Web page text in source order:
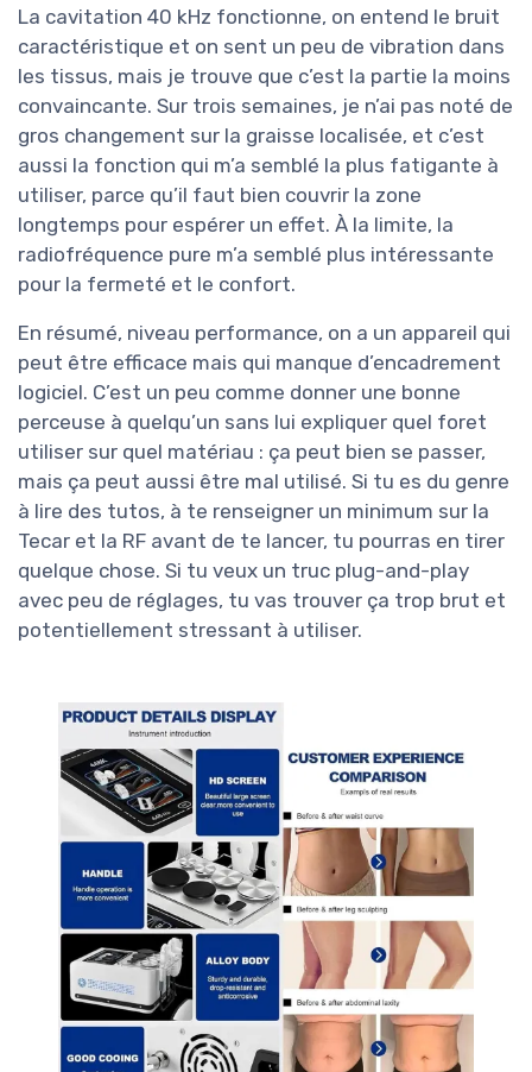
La cavitation 40 kHz fonctionne, on entend le bruit
caractéristique et on sent un peu de vibration dans
les tissus, mais je trouve que c’est la partie la moins
convaincante. Sur trois semaines, je n’ai pas noté de
gros changement sur la graisse localisée, et c’est
aussi la fonction qui m’a semblé la plus fatigante à
utiliser, parce qu’il faut bien couvrir la zone
longtemps pour espérer un effet. À la limite, la
radiofréquence pure m’a semblé plus intéressante
pour la fermeté et le confort.
En résumé, niveau performance, on a un appareil qui
peut être efficace mais qui manque d’encadrement
logiciel. C’est un peu comme donner une bonne
perceuse à quelqu’un sans lui expliquer quel foret
utiliser sur quel matériau : ça peut bien se passer,
mais ça peut aussi être mal utilisé. Si tu es du genre
à lire des tutos, à te renseigner un minimum sur la
Tecar et la RF avant de te lancer, tu pourras en tirer
quelque chose. Si tu veux un truc plug-and-play
avec peu de réglages, tu vas trouver ça trop brut et
potentiellement stressant à utiliser.